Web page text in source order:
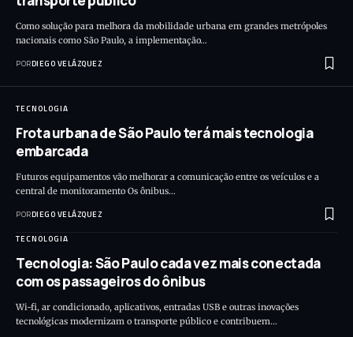
Como solução para melhora da mobilidade urbana em grandes metrópoles
nacionais como São Paulo, a implementação…
PORDIEGO VELÁZQUEZ
TECNOLOGIA
Frota urbana de São Paulo terá mais tecnologia
embarcada
Futuros equipamentos vão melhorar a comunicação entre os veículos e a
central de monitoramento Os ônibus…
PORDIEGO VELÁZQUEZ
TECNOLOGIA
Tecnologia: São Paulo cada vez mais conectada
com os passageiros do ônibus
Wi-fi, ar condicionado, aplicativos, entradas USB e outras inovações
tecnológicas modernizam o transporte público e contribuem…